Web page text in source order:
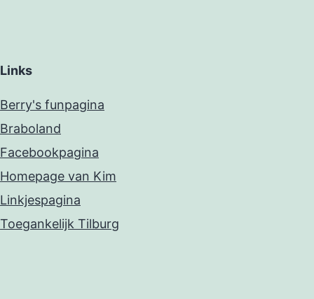
Links
Berry's funpagina
Braboland
Facebookpagina
Homepage van Kim
Linkjespagina
Toegankelijk Tilburg